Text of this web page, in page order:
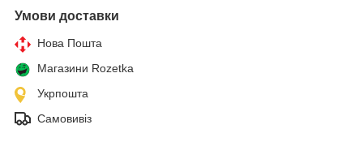
Умови доставки
Нова Пошта
Магазини Rozetka
Укрпошта
Самовивіз